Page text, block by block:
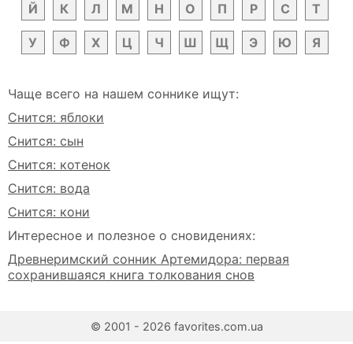
Й К Л М Н О П Р С Т
У Ф Х Ц Ч Ш Щ Э Ю Я
Чаще всего на нашем соннике ищут:
Снится: яблоки
Снится: сын
Снится: котенок
Снится: вода
Снится: кони
Интересное и полезное о сновидениях:
Древнеримский сонник Артемидора: первая
сохранившаяся книга толкования снов
© 2001 - 2026 favorites.com.ua